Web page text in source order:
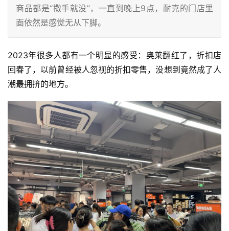
商品都是“撒手就没”，一直到晚上9点，耐克的门店里
面依然是感觉无从下脚。
2023年很多人都有一个明显的感受：奥莱翻红了，折扣店
回春了，以前曾经被人忽视的折扣零售，没想到竟然成了人
潮最拥挤的地方。